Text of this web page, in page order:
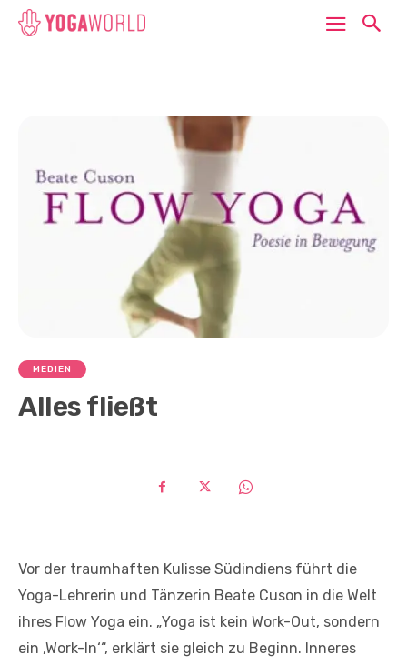
MEDIEN
Alles fließt
Vor der traumhaften Kulisse Südindiens führt die
Yoga-Lehrerin und Tänzerin Beate Cuson in die Welt
ihres Flow Yoga ein. „Yoga ist kein Work-Out, sondern
ein ‚Work-In‘“, erklärt sie gleich zu Beginn. Inneres